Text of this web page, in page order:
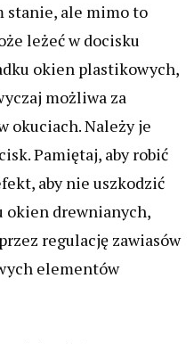
stanie, ale mimo to
leżeć w docisku
okien plastikowych,
możliwa za
okuciach. Należy je
Pamiętaj, aby robić
aby nie uszkodzić
okien drewnianych,
regulację zawiasów
elementów